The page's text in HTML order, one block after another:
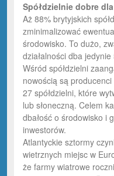
Spółdzielnie dobre
Aż 88% brytyjskich
zminimalizować
środowisko. To dużo,
działalności dba
Wśród spółdzielni
nowością są
27 spółdzielni, które
lub słoneczną. Celem
dbałość o środowisko i
inwestorów.
Atlantyckie sztormy
wietrznych miejsc w
że farmy wiatrowe